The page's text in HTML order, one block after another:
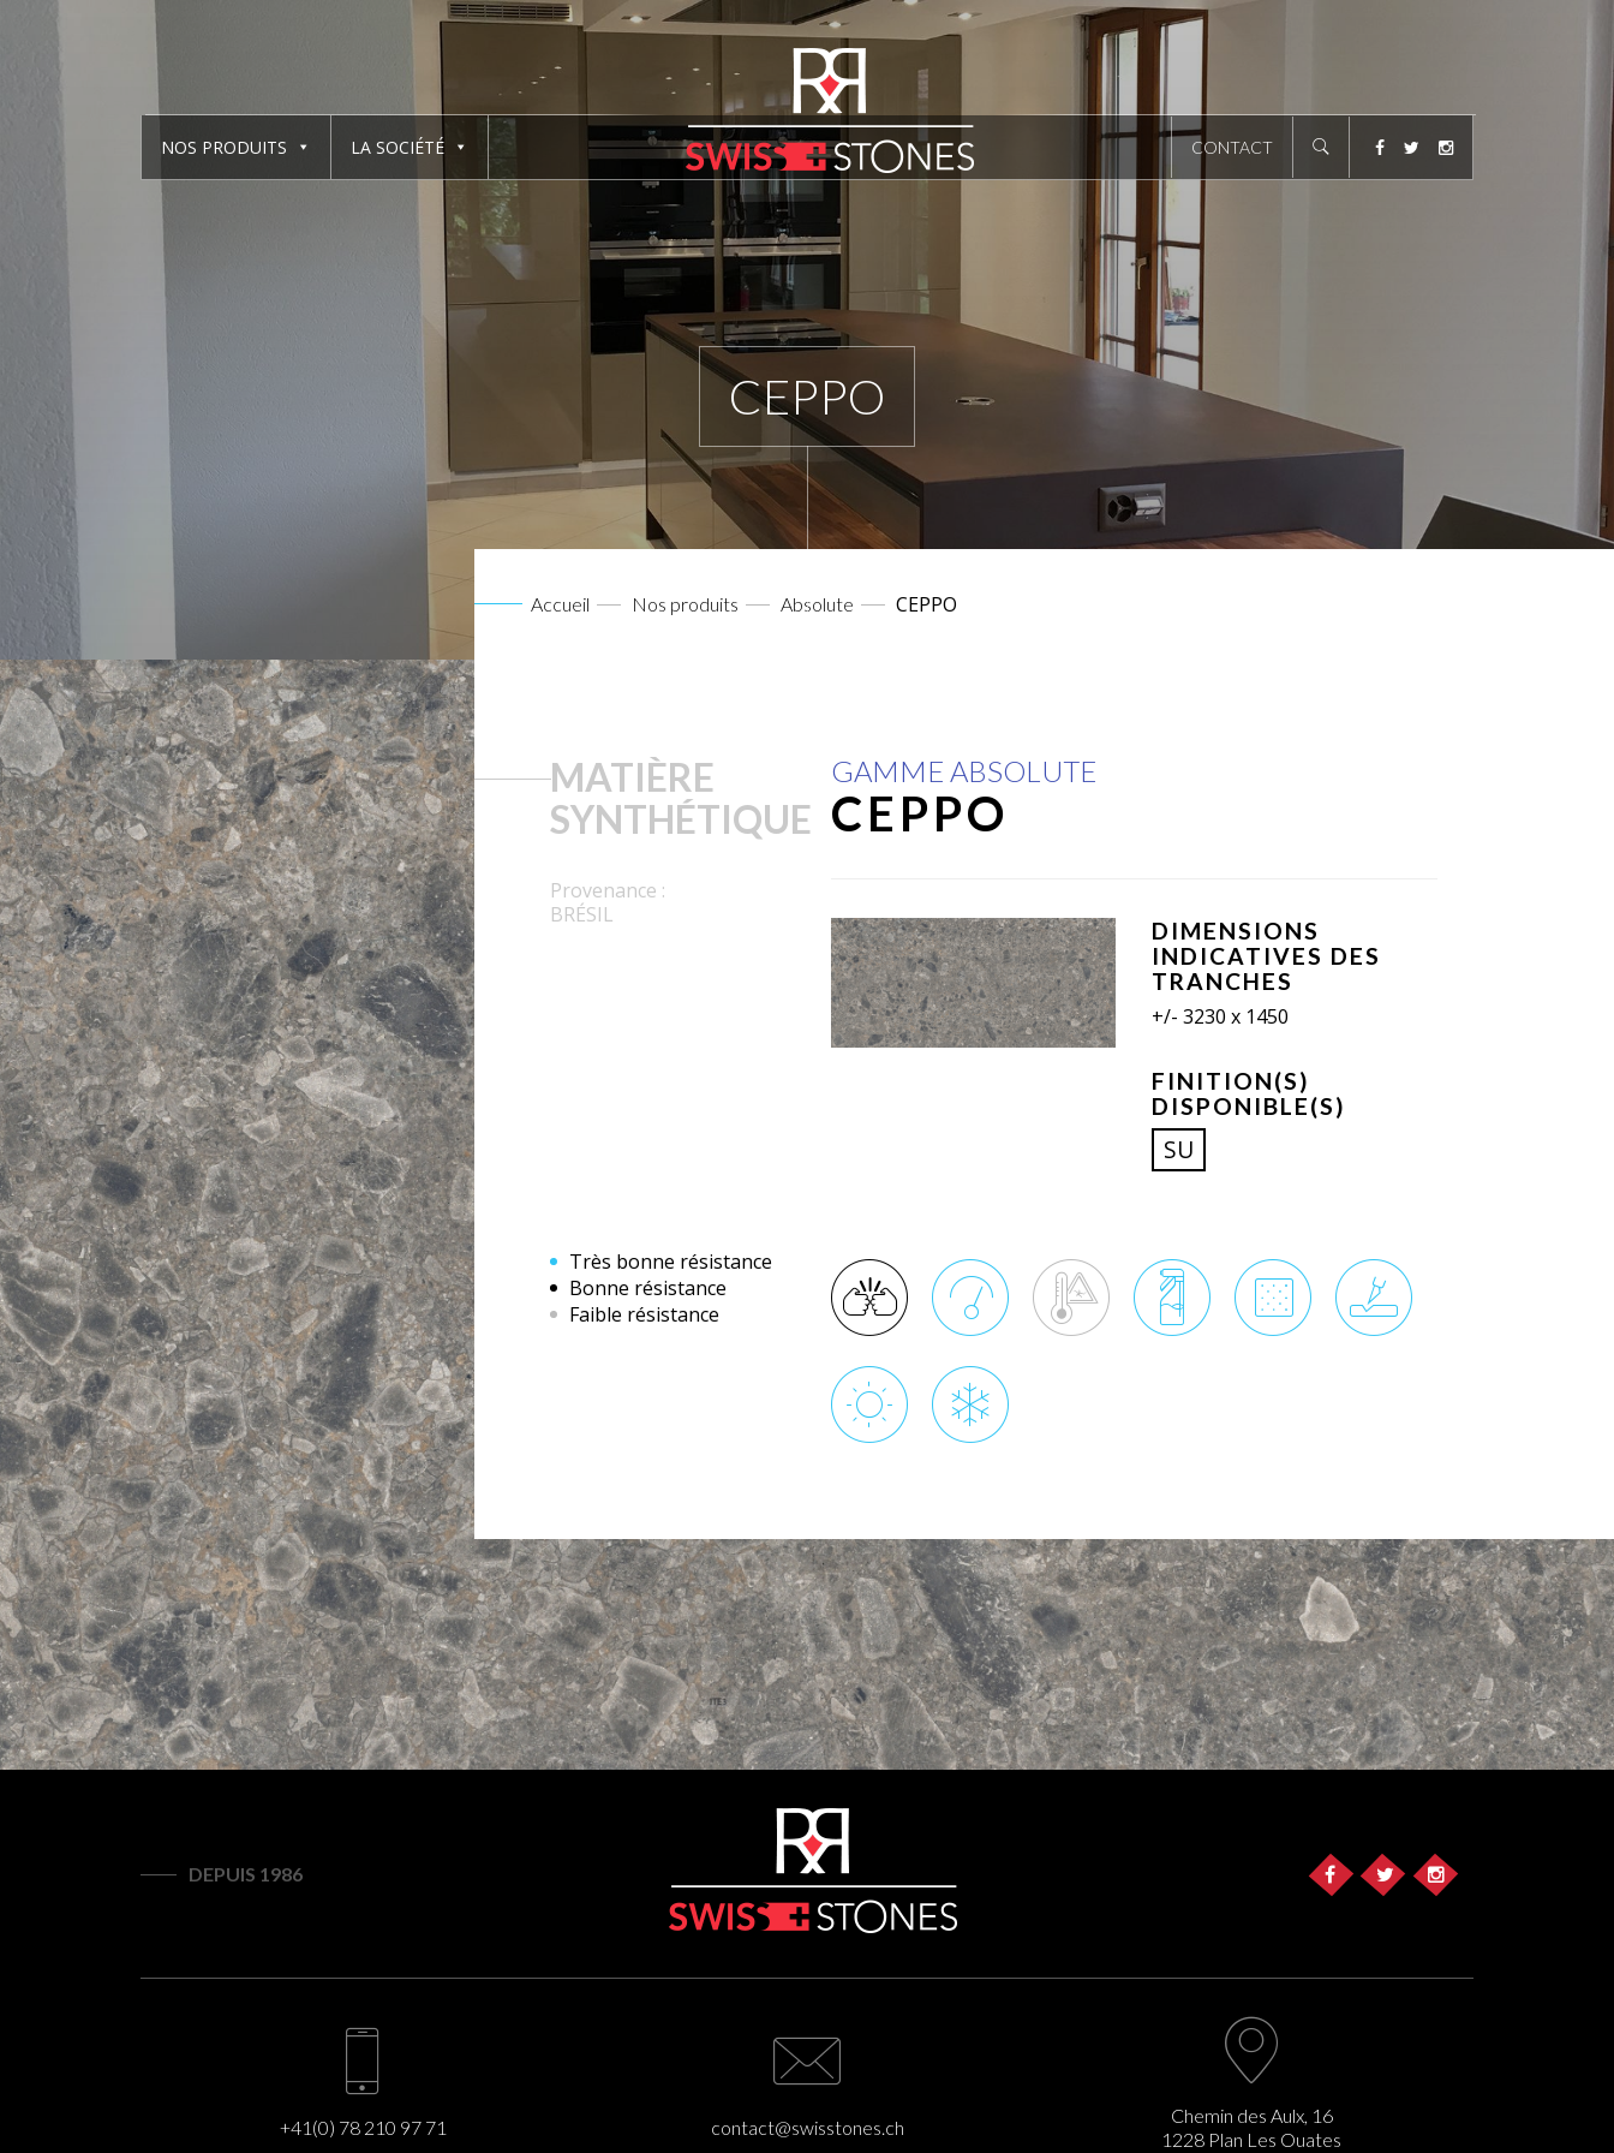
NOS PRODUITS LA SOCIÉTÉ CONTACT
CEPPO
Accueil Nos produits Absolute CEPPO
MATIÈRE
SYNTHÉTIQUE
Provenance :
BRÉSIL
GAMME ABSOLUTE
CEPPO
DIMENSIONS
INDICATIVES DES
TRANCHES
+/- 3230 x 1450
FINITION(S)
DISPONIBLE(S)
SU
Très bonne résistance
Bonne résistance
Faible résistance
DEPUIS 1986
+41(0) 78 210 97 71 contact@swisstones.ch
Chemin des Aulx, 16
1228 Plan Les Ouates